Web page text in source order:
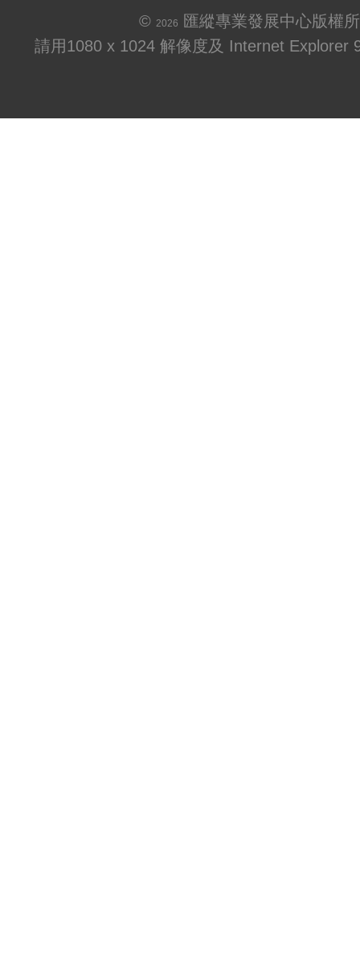
© 2026
匯縱專業發展中心版權
請用1080 x 1024 解像度及 Internet Explorer